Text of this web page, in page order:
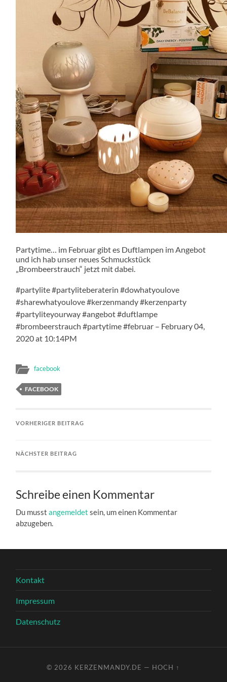
Partytime… im Februar gibt es Duftlampen im Angebot
und ich hab unser neues Schmuckstück
„Brombeerstrauch“ jetzt mit dabei.
#partylite #partyliteberaterin #dowhatyoulove
#sharewhatyoulove #kerzenmandy #kerzenparty
#partyliteyourway #angebot #duftlampe
#brombeerstrauch #partytime #februar – February 04,
2020 at 10:14PM
facebook
FACEBOOK
VORHERIGER BEITRAG
NÄCHSTER BEITRAG
Schreibe einen Kommentar
Du musstangemeldet sein, um einen Kommentar
abzugeben.
Kontakt
Impressum
Datenschutz
© 2026 KERZENMANDY.DE — HOCH ↑